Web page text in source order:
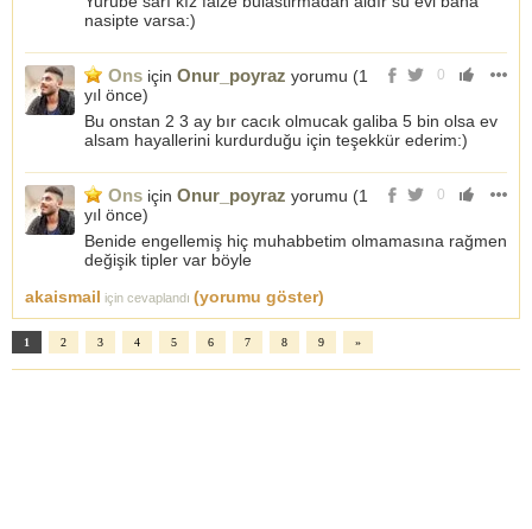
nasipte varsa:)
0
Ons için Onur_poyraz yorumu (1
yıl önce)
Bu onstan 2 3 ay bır cacık olmucak galiba 5 bin olsa ev
alsam hayallerini kurdurduğu için teşekkür ederim:)
0
Ons için Onur_poyraz yorumu (1
yıl önce)
Benide engellemiş hiç muhabbetim olmamasına rağmen
değişik tipler var böyle
akaismail için cevaplandı (yorumu göster)
1 2 3 4 5 6 7 8 9 »